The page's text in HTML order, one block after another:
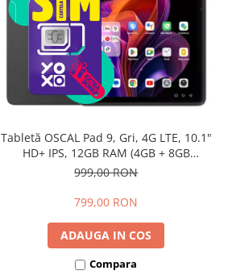
Tabletă OSCAL Pad 9, Gri, 4G LTE, 10.1"
HD+ IPS, 12GB RAM (4GB + 8GB
extensibili), 128GB, Android 15,
999,00 RON
799,00 RON
ADAUGA IN COS
Compara